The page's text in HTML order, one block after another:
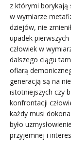
z którymi borykają
w wymiarze
dziejów, nie
upadek
człowiek w
dalszego ciągu
ofiarą
generacją są na
istotniejszych czy
konfrontacji
każdy musi
było
przyjemnej i